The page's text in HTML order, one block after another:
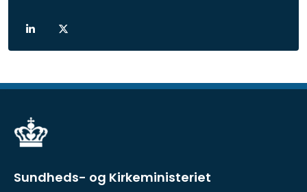
Sundheds- og Kirkeministeriet